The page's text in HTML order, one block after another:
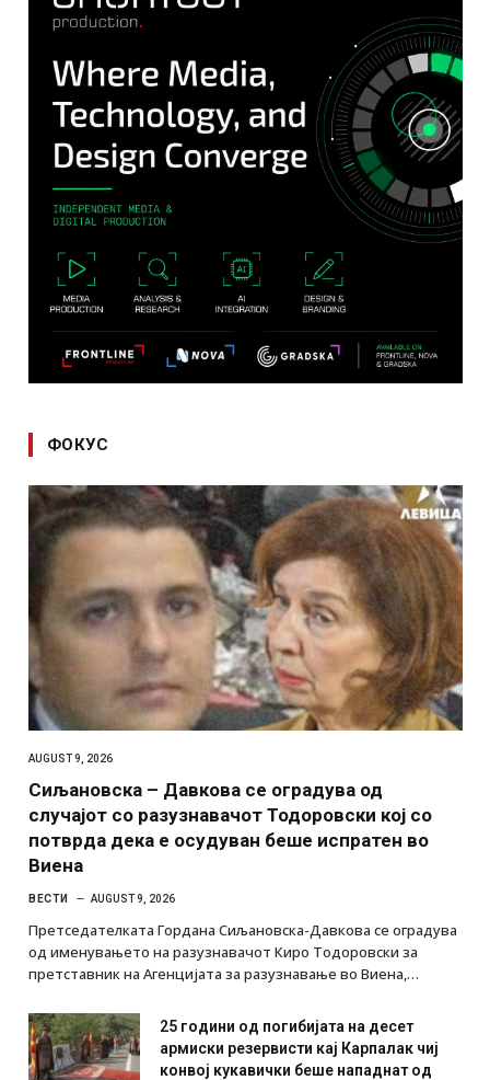
ФОКУС
AUGUST 9, 2026
Сиљановска – Давкова се оградува од
случајот со разузнавачот Тодоровски кој со
потврда дека е осудуван беше испратен во
Виена
ВЕСТИ AUGUST 9, 2026
Претседателката Гордана Сиљановска-Давкова се оградува
од именувањето на разузнавачот Киро Тодоровски за
претставник на Агенцијата за разузнавање во Виена,…
25 години од погибијата на десет
армиски резервисти кај Карпалак чиј
конвој кукавички беше нападнат од